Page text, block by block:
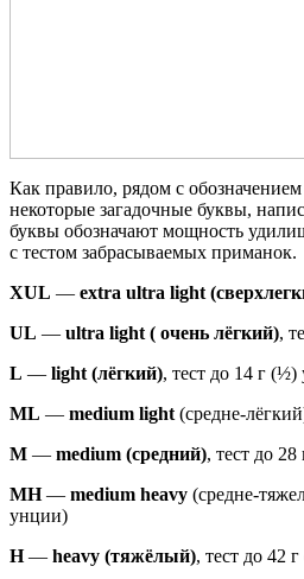
Как правило, рядом с
некоторые загадочные буквы,
буквы обозначают мощность
с тестом забрасываемых приманок.
XUL — extra ultra light
UL — ultra light ( очень лёгкий),
L — light (лёгкий), тест до 14 г
ML — medium light (средне-
M — medium (средний), тест до
MH— medium heavy (средне-
унции)
H— heavy (тяжёлый), тест до 42